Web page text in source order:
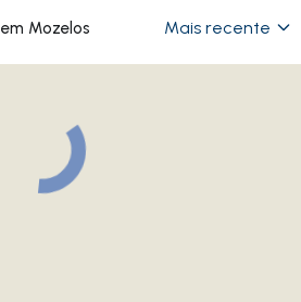
0 outros para comprar em Mozelos Mais recente